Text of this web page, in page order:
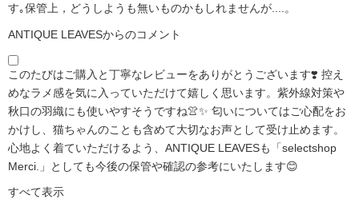
す｡保管上，どうしようも無いものかもしれませんが....。
ANTIQUE LEAVESからのコメント
このたびはご購入と丁寧なレビューをありがとうございます❣️ 控え
めなラメ感を気に入っていただけて嬉しく思います。紫外線対策や
秋口の羽織にも使いやすそうですね👚✨ 匂いについてはご心配をお
かけし、猫ちゃんのことも含めて大切なお声として受け止めます。
心地よく着ていただけるよう、ANTIQUE LEAVESも「selectshop
Merci.」としても今後の保管や確認の参考にいたします😊
すべて表示